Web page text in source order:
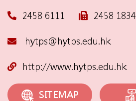
2458 6111 2458 1834
hytps@hytps.edu.hk
http://www.hytps.edu.hk
SITEMAP